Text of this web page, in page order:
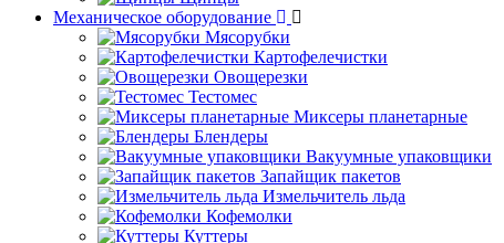
Механическое оборудование
Мясорубки
Картофелечистки
Овощерезки
Тестомес
Миксеры планетарные
Блендеры
Вакуумные упаковщики
Запайщик пакетов
Измельчитель льда
Кофемолки
Куттеры